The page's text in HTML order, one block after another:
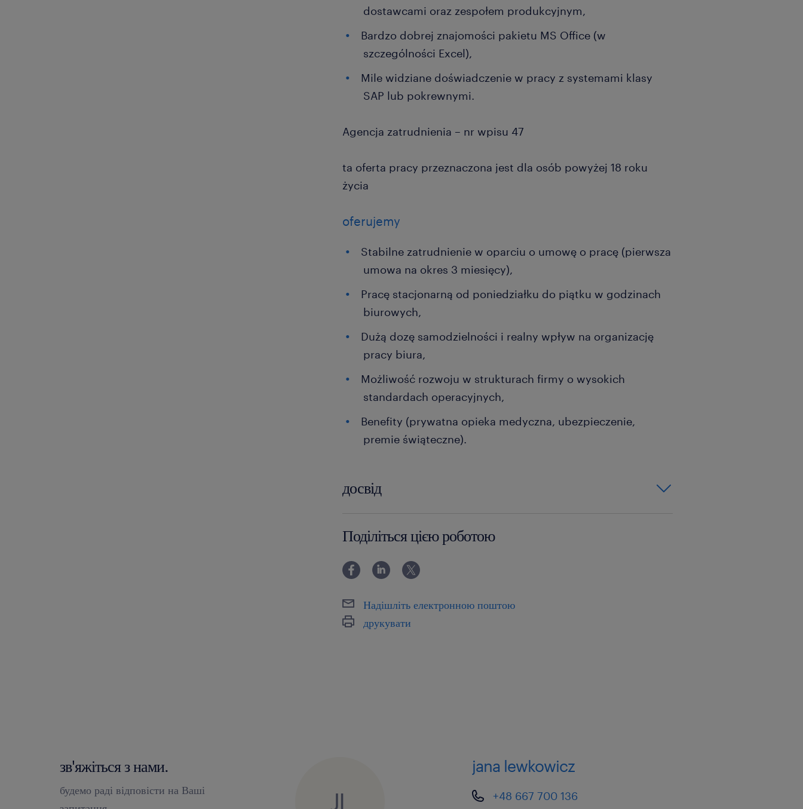
dostawcami oraz zespołem produkcyjnym,
Bardzo dobrej znajomości pakietu MS Office (w
szczególności Excel),
Mile widziane doświadczenie w pracy z systemami klasy
SAP lub pokrewnymi.
Agencja zatrudnienia – nr wpisu 47
ta oferta pracy przeznaczona jest dla osób powyżej 18 roku
życia
oferujemy
Stabilne zatrudnienie w oparciu o umowę o pracę (pierwsza
umowa na okres 3 miesięcy),
Pracę stacjonarną od poniedziałku do piątku w godzinach
biurowych,
Dużą dozę samodzielności i realny wpływ na organizację
pracy biura,
Możliwość rozwoju w strukturach firmy o wysokich
standardach operacyjnych,
Benefity (prywatna opieka medyczna, ubezpieczenie,
premie świąteczne).
досвід
Поділіться цією роботою
Надішліть електронною поштою
друкувати
зв'яжіться з нами.
будемо раді відповісти на Ваші
JL
jana lewkowicz
+48 667 700 136